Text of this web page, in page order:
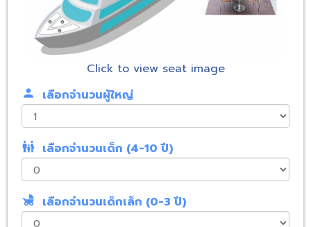
Click to view seat image
person เลือกจำนวนผู้ใหญ่
family_restroom เลือกจำนวนเด็ก (4-10 ปี)
child_friendly เลือกจำนวนเด็กเล็ก (0-3 ปี)